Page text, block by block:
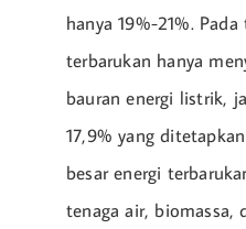
hanya 19%-21%.
terbarukan hanya
bauran energi listrik,
17,9% yang
besar energi
tenaga air, biomassa,